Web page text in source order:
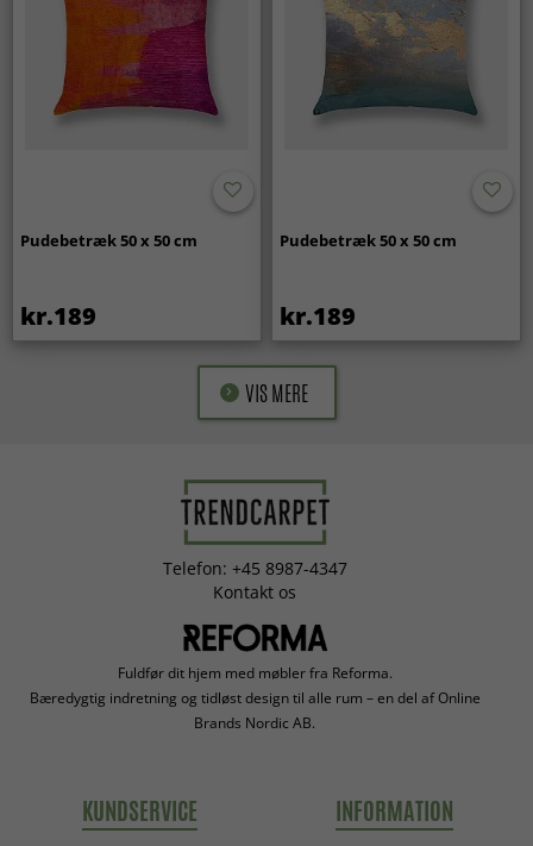
Pudebetræk 50 x 50 cm
kr.189
Pudebetræk 50 x 50 cm
kr.189
VIS MERE
Telefon: +45 8987-4347
Kontakt os
Fuldfør dit hjem med møbler fra Reforma.
Bæredygtig indretning og tidløst design til alle rum – en del af Online
Brands Nordic AB.
KUNDSERVICE INFORMATION